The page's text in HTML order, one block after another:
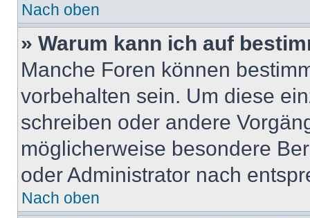
Nach oben
» Warum kann ich auf
Manche Foren können
vorbehalten sein. Um diese
schreiben oder andere
möglicherweise besondere
oder Administrator nach
Nach oben